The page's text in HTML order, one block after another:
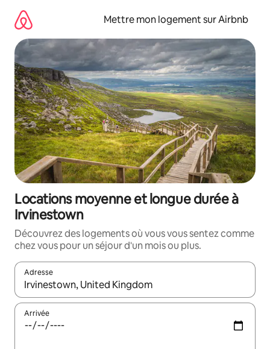
directement
contenu
Mettre mon logement sur Airbnb
Locations moyenne et longue durée à
Irvinestown
Découvrez des logements où vous vous sentez comme
chez vous pour un séjour d'un mois ou plus.
Adresse
Lorsque les résultats s'affichent, utilisez les flèches vers le
Arrivée